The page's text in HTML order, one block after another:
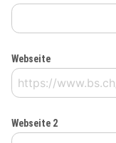
Webseite
Webseite 2